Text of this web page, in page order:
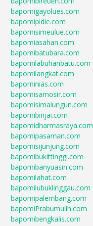
bapomigayolues.com
bapomipidie.com
bapomisimeulue.com
bapomiasahan.com
bapomibatubara.com
bapomilabuhanbatu.com
bapomilangkat.com
bapominias.com
bapomisamosir.com
bapomisimalungun.com
bapomibinjai.com
bapomidharmasraya.com
bapomipasaman.com
bapomisijunjung.com
bapomibukittinggi.com
bapomibanyuasin.com
bapomilahat.com
bapomilubuklinggau.com
bapomipalembang.com
bapomiPrabumulih.com
bapomibengkalis.com